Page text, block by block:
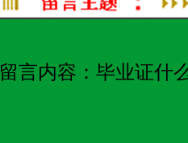
留言内容： 毕业证什